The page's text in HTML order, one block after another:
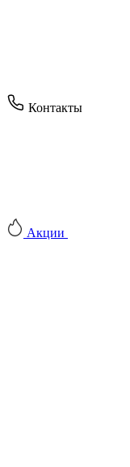
Контакты
Акции